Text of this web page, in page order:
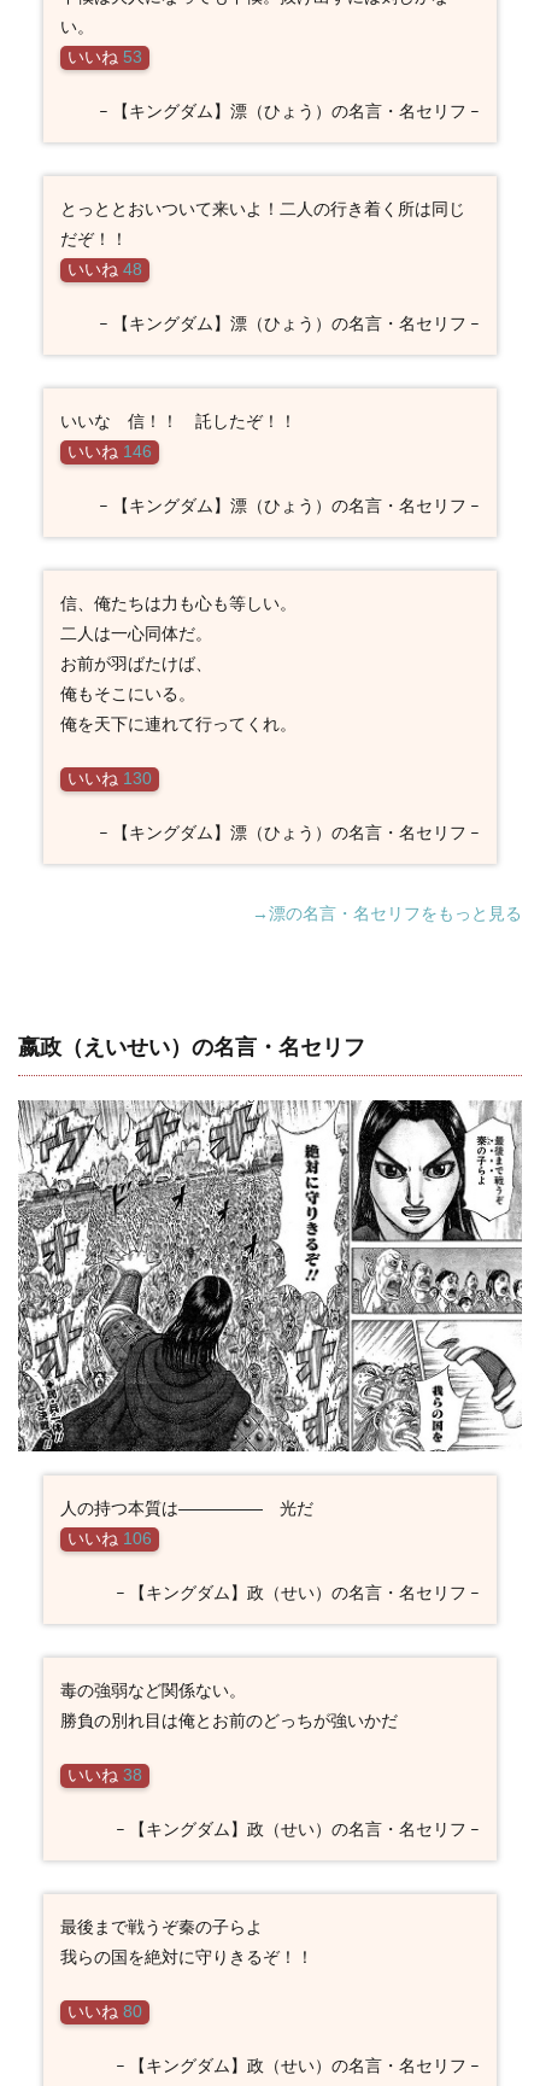
い。
いいね 53
– 【キングダム】漂（ひょう）の名言・名セリフ –
とっととおいついて来いよ！二人の行き着く所は同じ
だぞ！！
いいね 48
– 【キングダム】漂（ひょう）の名言・名セリフ –
いいな 信！！ 託したぞ！！
いいね 146
– 【キングダム】漂（ひょう）の名言・名セリフ –
信、俺たちは力も心も等しい。
二人は一心同体だ。
お前が羽ばたけば、
俺もそこにいる。
俺を天下に連れて行ってくれ。
いいね 130
– 【キングダム】漂（ひょう）の名言・名セリフ –
→漂の名言・名セリフをもっと見る
嬴政（えいせい）の名言・名セリフ
人の持つ本質は――――― 光だ
いいね 106
– 【キングダム】政（せい）の名言・名セリフ –
毒の強弱など関係ない。
勝負の別れ目は俺とお前のどっちが強いかだ
いいね 38
– 【キングダム】政（せい）の名言・名セリフ –
最後まで戦うぞ秦の子らよ
我らの国を絶対に守りきるぞ！！
いいね 80
– 【キングダム】政（せい）の名言・名セリフ –